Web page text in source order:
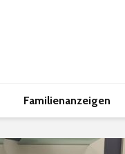
Familienanzeigen